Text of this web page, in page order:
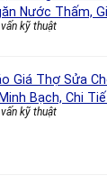
Nước Thấm,
vấn kỹ thuật
Giá Thợ Sửa
Bạch, Chi
vấn kỹ thuật